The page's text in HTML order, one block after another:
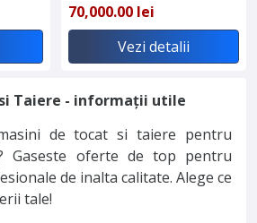
70,000.00 lei
Vezi detalii
Taiere - informații utile
de tocat si taiere pentru
Gaseste oferte de top pentru
de inalta calitate. Alege ce
tale!